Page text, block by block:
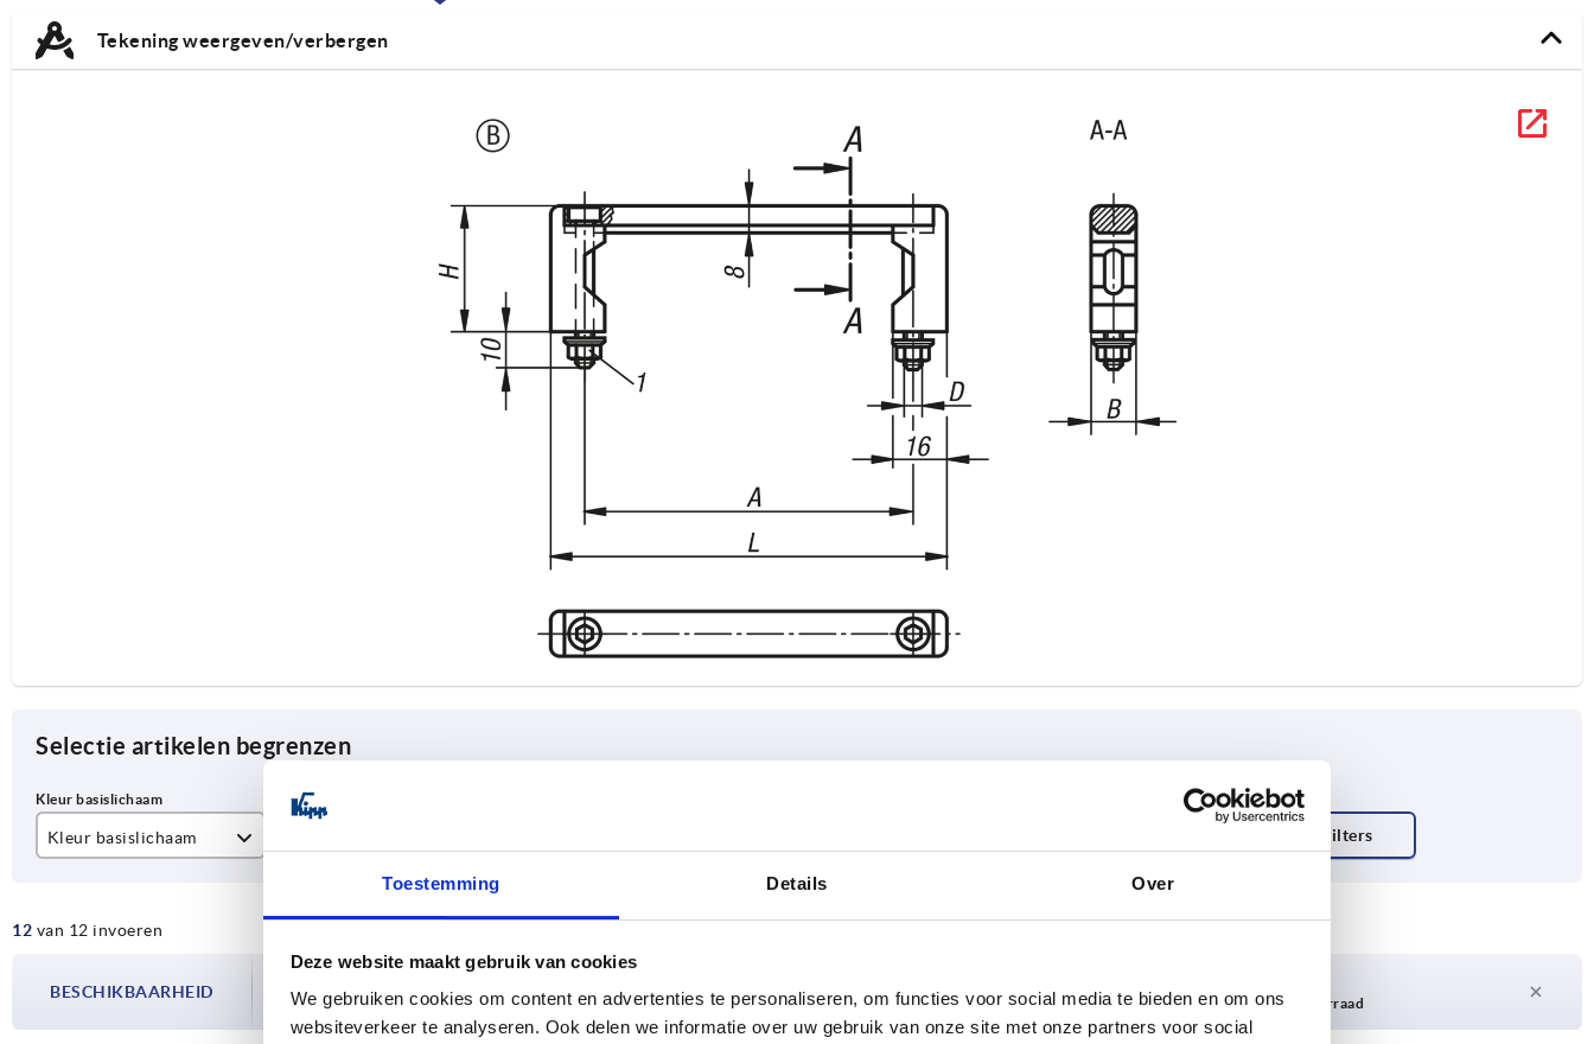
Toestemming Details Over
Deze website maakt gebruik van cookies
We gebruiken cookies om content en advertenties te personaliseren, om functies voor social media te bieden en om ons
websiteverkeer te analyseren. Ook delen we informatie over uw gebruik van onze site met onze partners voor social
Tekening weergeven/verbergen
Selectie artikelen begrenzen
Kleur basislichaam
zwart
120 140
12 van 12 invoeren
BESCHIKBAARHEID
De beschikbaarheid wordt meerdere keren per dag met regelmatige tussenpozen
bijgewerkt. In de laatste stap voordat je je bestelling afrondt, word je geïnformeerd
4-20 dagen
Momenteel niet op voorraad